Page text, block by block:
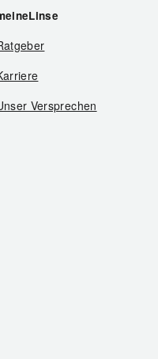
Versprechen